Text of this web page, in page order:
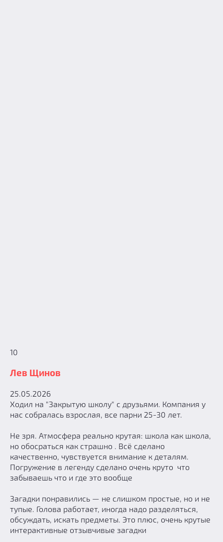
10
Лев Щинов
25.05.2026
Ходил на "Закрытую школу" с друзьями. Компания у
нас собралась взрослая, все парни 25-30 лет.
Не зря. Атмосфера реально крутая: школа как школа,
но обосраться как страшно . Всё сделано
качественно, чувствуется внимание к деталям.
Погружение в легенду сделано очень круто что
забываешь что и где это вообще
Загадки понравились — не слишком простые, но и не
тупые. Голова работает, иногда надо разделяться,
обсуждать, искать предметы. Это плюс, очень крутые
интерактивные отзывчивые загадки